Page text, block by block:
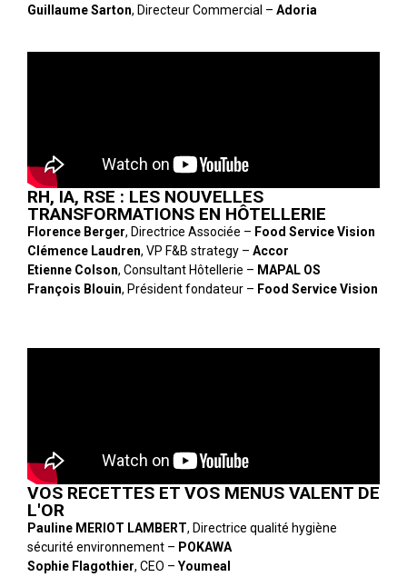
Guillaume Sarton, Directeur Commercial – Adoria
RH, IA, RSE : LES NOUVELLES
TRANSFORMATIONS EN HÔTELLERIE
Florence Berger, Directrice Associée – Food Service Vision
Clémence Laudren, VP F&B strategy – Accor
Etienne Colson, Consultant Hôtellerie – MAPAL OS
François Blouin, Président fondateur – Food Service Vision
VOS RECETTES ET VOS MENUS VALENT DE
L'OR
Pauline MERIOT LAMBERT, Directrice qualité hygiène
sécurité environnement – POKAWA
Sophie Flagothier, CEO – Youmeal